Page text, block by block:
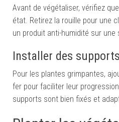
Avant de végétaliser, vérifiez
état. Retirez la rouille pour une
un produit anti-humidité sur
Installer des supports
Pour les plantes grimpantes,
fer pour faciliter leur
supports sont bien fixés et